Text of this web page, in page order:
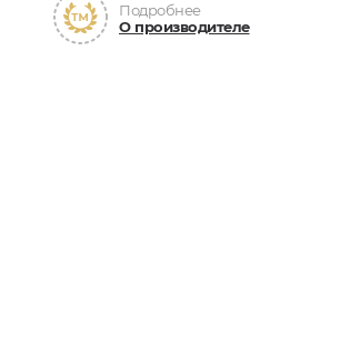
Подробнее
О производителе